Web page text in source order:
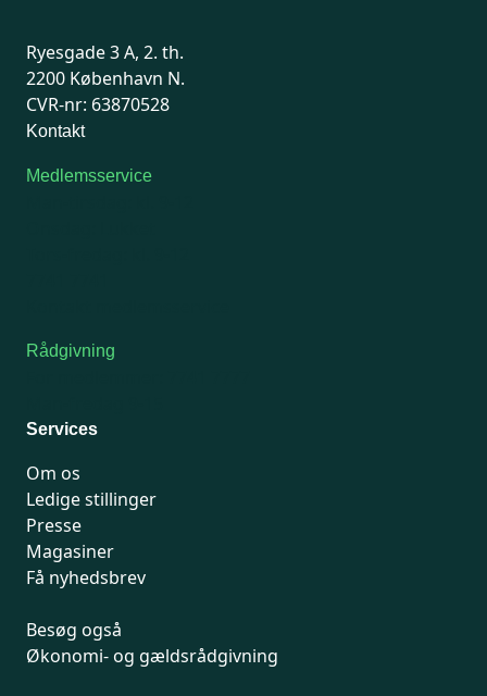
Ryesgade 3 A, 2. th.
2200 København N.
CVR-nr: 63870528
Kontakt
Medlemsservice
Rådgivning
Services
Om os
Ledige stillinger
Presse
Magasiner
Få nyhedsbrev
Besøg også
Økonomi- og gældsrådgivning